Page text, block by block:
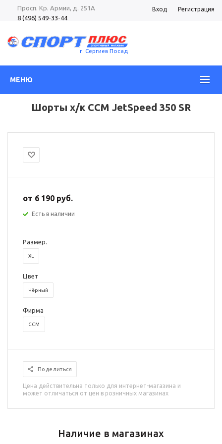
Просп. Кр. Армии, д. 251А
8 (496) 549-33-44
Просп. Кр. Армии, д. 105
8 (496) 540-52-62
Вход Регистрация
г. Сергиев Посад
МЕНЮ
Шорты х/к CCM JetSpeed 350 SR
от 6 190 руб.
Есть в наличии
Размер.
XL
Цвет
Чёрный
Фирма
CCM
Поделиться
Цена действительна только для интернет-магазина и
может отличаться от цен в розничных магазинах
Наличие в магазинах